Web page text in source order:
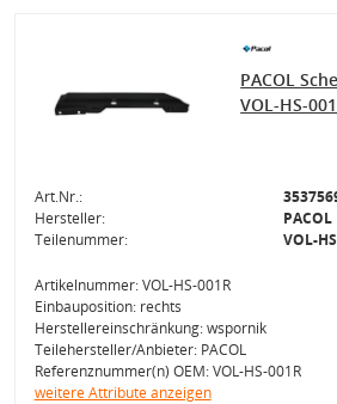
PACOL
VOL-HS-
Art.Nr.:
Hersteller:
PACOL
Teilenummer:
VOL-
Artikelnummer: VOL-HS-001R
Einbauposition: rechts
Herstellereinschränkung: wspornik
Teilehersteller/Anbieter: PACOL
Referenznummer(n) OEM: VOL-HS-001R
weitere Attribute anzeigen